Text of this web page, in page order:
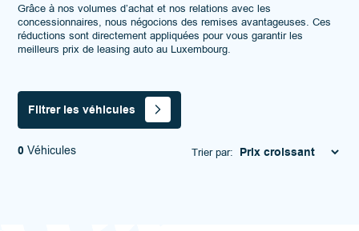
Grâce à nos volumes d’achat et nos relations avec les
concessionnaires, nous négocions des remises avantageuses. Ces
réductions sont directement appliquées pour vous garantir les
meilleurs prix de leasing auto au Luxembourg.
Filtrer les véhicules
0 Véhicules Trier par: